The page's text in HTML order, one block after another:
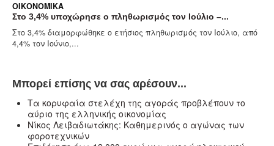
ΟΙΚΟΝΟΜΙΚΆ
Στο 3,4% υποχώρησε ο πληθωρισμός τον Ιούλιο –...
Στο 3,4% διαμορφώθηκε ο ετήσιος πληθωρισμός τον Ιούλιο, από
4,4% τον Ιούνιο,...
Μπορεί επίσης να σας αρέσουν...
Τα κορυφαία στελέχη της αγοράς προβλέπουν το
αύριο της ελληνικής οικονομίας
Νίκος Λειβαδιωτάκης: Καθημερινός ο αγώνας των
φοροτεχνικών